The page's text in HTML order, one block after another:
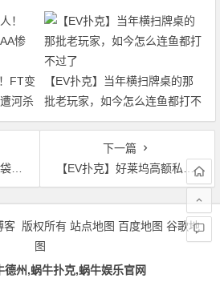
54.4万领跑，主赛第一轮晋级版
FT变
河杀
【EV扑克】当年横扫牌桌的那
批老玩家，如今怎么连鱼都打不
过了
主
下一篇
【EV扑克】好莱坞高额私局陷阱曝光：一场专宰美国精英的肮脏游戏
客 版权所有 站点地图 百度地图 谷歌地
图
德州,蜗牛扑克,蜗牛娱乐官网